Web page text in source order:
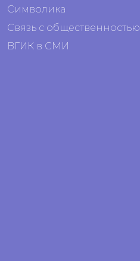
Символика
Связь с общественностью
ВГИК в СМИ